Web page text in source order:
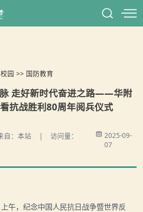
园 >> 国防教育
走好新时代奋进之路——华附
抗战胜利80周年阅兵仪式
：本站 | 访问量：
2025-09-
07
午，纪念中国人民抗日战争暨世界反